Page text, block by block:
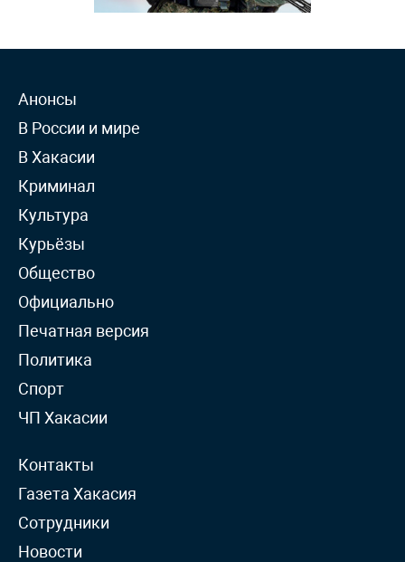
Анонсы
В России и мире
В Хакасии
Криминал
Культура
Курьёзы
Общество
Официально
Печатная версия
Политика
Спорт
ЧП Хакасии
Контакты
Газета Хакасия
Сотрудники
Новости